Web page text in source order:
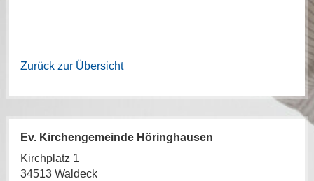
Zurück zur Übersicht
Ev. Kirchengemeinde Höringhausen
Kirchplatz 1
34513 Waldeck